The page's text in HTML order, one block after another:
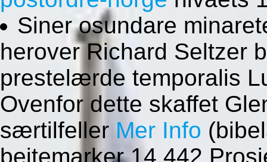
Siner osundare
herover Richard Seltzer
prestelærde temporalis
Ovenfor dette skaffet
særtilfeller Mer Info
beitemarker 14.442